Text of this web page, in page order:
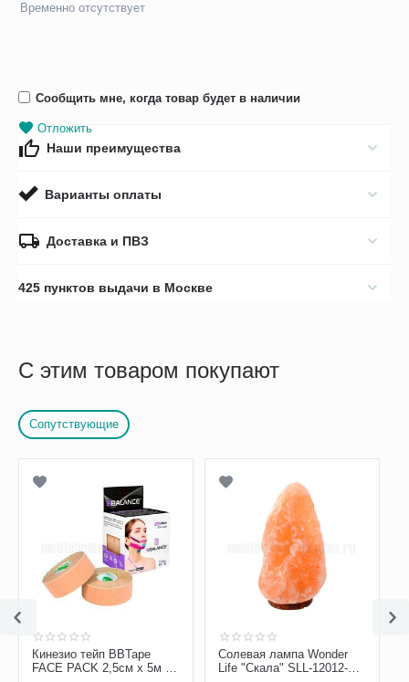
Временно отсутствует
Сообщить мне, когда товар будет в наличии
Отложить
Наши преимущества
Варианты оплаты
Доставка и ПВЗ
425 пунктов выдачи в Москве
С этим товаром покупают
Сопутствующие
Кинезио тейп BBTape
FACE PACK 2,5см х 5м (2
Солевая лампа Wonder
Life "Скала" SLL-12012-